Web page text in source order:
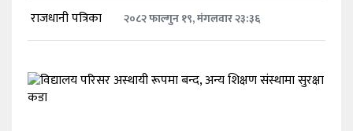
शिक्षा
राजधानी पत्रिका २०८२ फाल्गुन १९, मंगलवार २३:३६